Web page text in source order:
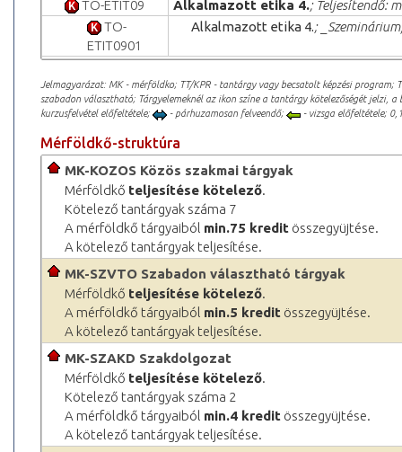
TO-ETIT09 Alkalmazott etika 4.; Teljesítendő:
TO-
ETIT0901
Alkalmazott etika 4.;
Jelmagyarázat: MK - mérföldko; TT/KPR - tantárgy vagy becsatolt képzési program;
szabadon választható; Tárgyelemeknél az ikon színe a tantárgy kötelezőségét jelzi,
kurzusfelvétel előfeltétele;
- párhuzamosan felveendő; - vizsga előfeltétele;
Mérföldkő-struktúra
MK-KOZOS Közös szakmai tárgyak
Mérföldkő teljesítése kötelező.
Kötelező tantárgyak száma 7
A mérföldkő tárgyaiból min.75 kredit összegyüjtése.
A kötelező tantárgyak teljesítése.
MK-SZVTO Szabadon választható tárgyak
Mérföldkő teljesítése kötelező.
A mérföldkő tárgyaiból min.5 kredit összegyüjtése.
A kötelező tantárgyak teljesítése.
MK-SZAKD Szakdolgozat
Mérföldkő teljesítése kötelező.
Kötelező tantárgyak száma 2
A mérföldkő tárgyaiból min.4 kredit összegyüjtése.
A kötelező tantárgyak teljesítése.